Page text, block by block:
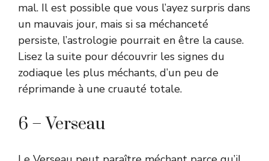
mal. Il est possible que vous l’ayez surpris dans
un mauvais jour, mais si sa méchanceté
persiste, l’astrologie pourrait en être la cause.
Lisez la suite pour découvrir les signes du
zodiaque les plus méchants, d’un peu de
réprimande à une cruauté totale.
6 – Verseau